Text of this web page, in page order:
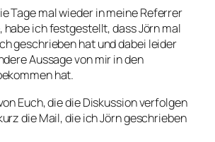
Tage mal wieder in meine Referrer
habe ich festgestellt, dass Jörn mal
geschrieben hat und dabei leider
Aussage von mir in den
hat.
Euch, die die Diskussion verfolgen
die Mail, die ich Jörn geschrieben